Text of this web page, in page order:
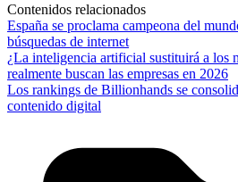
Contenidos relacionados
España se proclama campeona del
búsquedas de internet
¿La inteligencia artificial sustituirá a los
realmente buscan las empresas en 2026
Los rankings de Billionhands se
contenido digital